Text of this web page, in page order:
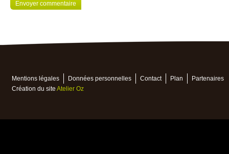
Mentions légales Données personnelles Contact Plan
Partenaires
Création du site Atelier Oz